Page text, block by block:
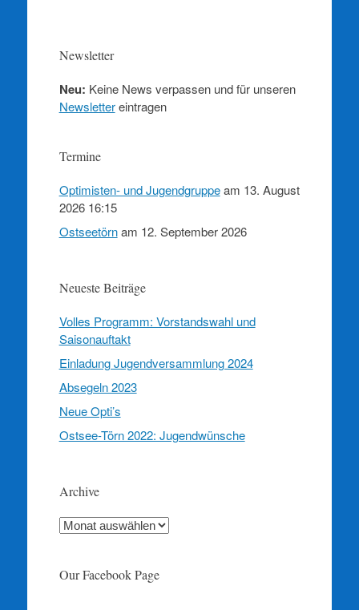
Newsletter
Neu: Keine News verpassen und für unseren
Newslettereintragen
Termine
Optimisten- und Jugendgruppeam 13. August
2026 16:15
Ostseetörnam 12. September 2026
Neueste Beiträge
Volles Programm: Vorstandswahl und
Saisonauftakt
Einladung Jugendversammlung 2024
Absegeln 2023
Neue Opti’s
Ostsee-Törn 2022: Jugendwünsche
Archive
Archive
Our Facebook Page